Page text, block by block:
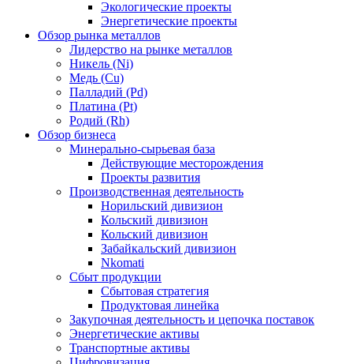
Экологические проекты
Энергетические проекты
Обзор рынка металлов
Лидерство на рынке металлов
Никель (Ni)
Медь (Cu)
Палладий (Pd)
Платина (Pt)
Родий (Rh)
Обзор бизнеса
Минерально-сырьевая база
Действующие месторождения
Проекты развития
Производственная деятельность
Норильский дивизион
Кольский дивизион
Кольский дивизион
Забайкальский дивизион
Nkomati
Сбыт продукции
Сбытовая стратегия
Продуктовая линейка
Закупочная деятельность и цепочка поставок
Энергетические активы
Транспортные активы